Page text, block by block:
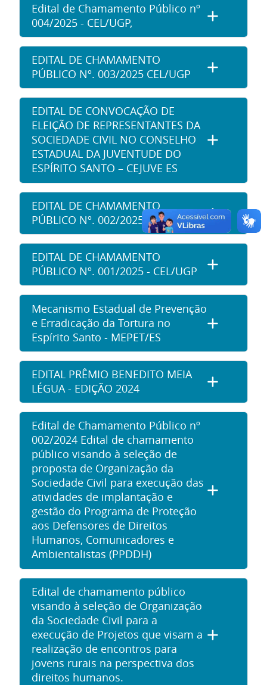
Edital de Chamamento Público nº
004/2025 - CEL/UGP,
EDITAL DE CHAMAMENTO
PÚBLICO Nº. 003/2025 CEL/UGP
EDITAL DE CONVOCAÇÃO DE
ELEIÇÃO DE REPRESENTANTES DA
SOCIEDADE CIVIL NO CONSELHO
ESTADUAL DA JUVENTUDE DO
ESPÍRITO SANTO – CEJUVE ES
EDITAL DE CHAMAMENTO
PÚBLICO Nº. 002/2025 CEL/UGP
EDITAL DE CHAMAMENTO
PÚBLICO Nº. 001/2025 - CEL/UGP
Mecanismo Estadual de Prevenção
e Erradicação da Tortura no
Espírito Santo - MEPET/ES
EDITAL PRÊMIO BENEDITO MEIA
LÉGUA - EDIÇÃO 2024
Edital de Chamamento Público nº
002/2024 Edital de chamamento
público visando à seleção de
proposta de Organização da
Sociedade Civil para execução das
atividades de implantação e
gestão do Programa de Proteção
aos Defensores de Direitos
Humanos, Comunicadores e
Ambientalistas (PPDDH)
Edital de chamamento público
visando à seleção de Organização
da Sociedade Civil para a
execução de Projetos que visam a
realização de encontros para
jovens rurais na perspectiva dos
direitos humanos.